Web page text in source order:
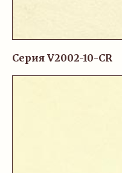
Серия V2002-10-CR